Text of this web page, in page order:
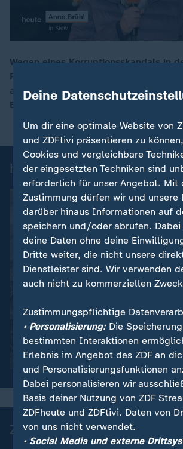
Wegen eines Korruptionsskandals in
Präsident Selenskyj zwei Minister zum
aufgefordert. Über die Hintergründe
Brühl.
heute 19:00 Uhr:
Nachrichten | heute 19:00 Uhr
Viele Tote in der Ukraine
Video1:42
Zuletzt auf ZDFheute
Deine
Um dir eine optimale Website von
und ZDFtivi präsentieren zu
Cookies und vergleichbare
der eingesetzten Techniken sind
erforderlich für unser Angebot. Mit
Zustimmung dürfen wir und unsere
darüber hinaus Informationen auf
speichern und/oder abrufen.
deine Daten ohne deine
Dritte weiter, die nicht unsere
Dienstleister sind. Wir verwenden
auch nicht zu kommerziellen
Zustimmungspflichtige
• Personalisierung:Die
bestimmten Interaktionen
Erlebnis im Angebot des ZDF an
und Personalisierungsfunktionen
Dabei personalisieren wir
Basis deiner Nutzung von ZDF
ZDFheute und ZDFtivi. Daten von
von uns nicht verwendet.
• Social Media und externe